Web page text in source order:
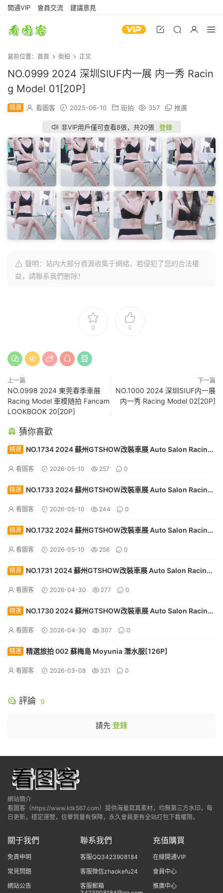
開通VIP 會員交流 建議意見
當前位置： 首頁 街拍 正文
NO.0999 2024 深圳SIUF内一展 内一秀 Racin
g Model 01[20P]
精選 看圖客 2025-06-10 街拍 357 推廣
非VIP用戶僅可查看8張，共20張 登錄
聲明：站内大部分資源收集于網絡，若侵犯了您的合法權
益，請聯系我們删除！
0 0
上一篇
NO.0998 2024 東莞春季車展
Racing Model 車模随拍 Fancam
LOOKBOOK 20[20P]
下一篇
NO.1000 2024 深圳SIUF内一展
内一秀 Racing Model 02[20P]
猜你喜歡
精選
NO.1734 2024 蘇州GTSHOW改裝車展 Auto Salon Racing
看圖客 2026-05-10 257 0
精選
NO.1733 2024 蘇州GTSHOW改裝車展 Auto Salon Racing
看圖客 2026-05-10 244 0
精選
NO.1732 2024 蘇州GTSHOW改裝車展 Auto Salon Racing
看圖客 2026-05-10 256 0
精選
NO.1731 2024 蘇州GTSHOW改裝車展 Auto Salon Racing
看圖客 2026-04-30 277 0
精選
NO.1730 2024 蘇州GTSHOW改裝車展 Auto Salon Racing
看圖客 2026-04-30 307 0
精選 精選旅拍 002 蘇梅島 Moyunia 潛水服[126P]
看圖客 2026-03-08 321 0
評論 0
請先 登錄
網站簡介
看圖客（https://www.ktk567.com）提供海量寫真素材，均無第三方水印，每
日更新，穩定運營，信譽質量有保障，永久會員更有全站打包下載權限。
關于我們
免責申明
常見問題
網站公告
聯系我們
客服QQ3423908184
客服微信zhaokefu24
客服郵箱
充值購買
在線開通VIP
會員中心
推廣中心